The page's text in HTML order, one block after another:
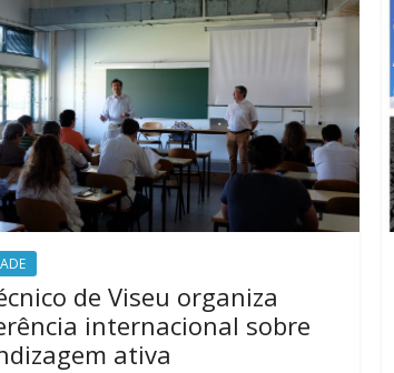
de Viseu organiza
internacional sobre
ativa